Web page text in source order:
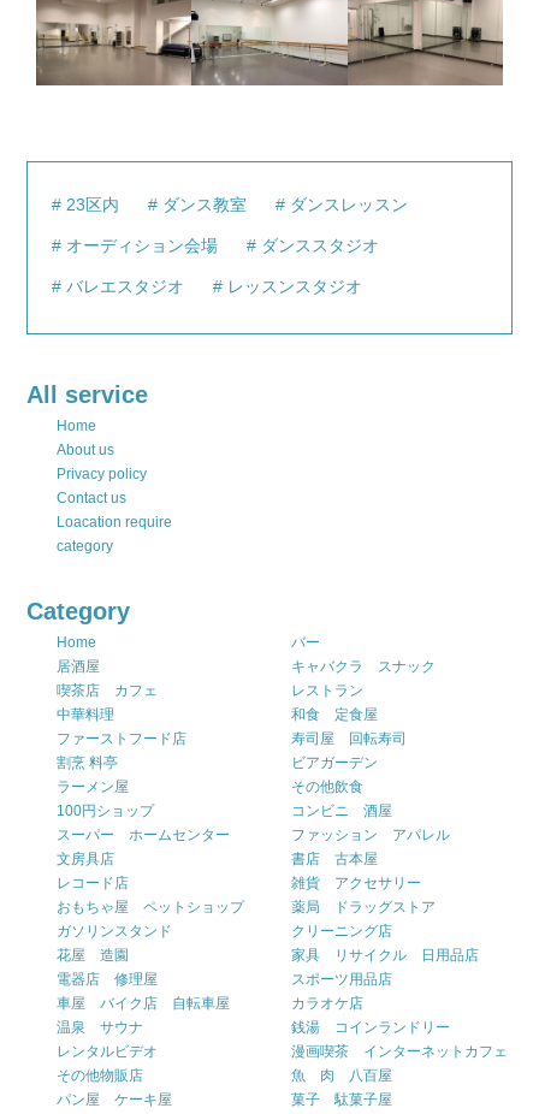
23区内 ダンス教室 ダンスレッスン
オーディション会場 ダンススタジオ
バレエスタジオ レッスンスタジオ
All service
Home
About us
Privacy policy
Contact us
Loacation require
category
Category
Home
バー
居酒屋
キャバクラ スナック
喫茶店 カフェ
レストラン
中華料理
和食 定食屋
ファーストフード店
寿司屋 回転寿司
割烹 料亭
ビアガーデン
ラーメン屋
その他飲食
100円ショップ
コンビニ 酒屋
スーパー ホームセンター
ファッション アパレル
文房具店
書店 古本屋
レコード店
雑貨 アクセサリー
おもちゃ屋 ペットショップ
薬局 ドラッグストア
ガソリンスタンド
クリーニング店
花屋 造園
家具 リサイクル 日用品店
電器店 修理屋
スポーツ用品店
車屋 バイク店 自転車屋
カラオケ店
温泉 サウナ
銭湯 コインランドリー
レンタルビデオ
漫画喫茶 インターネットカフェ
その他物販店
魚 肉 八百屋
パン屋 ケーキ屋
菓子 駄菓子屋